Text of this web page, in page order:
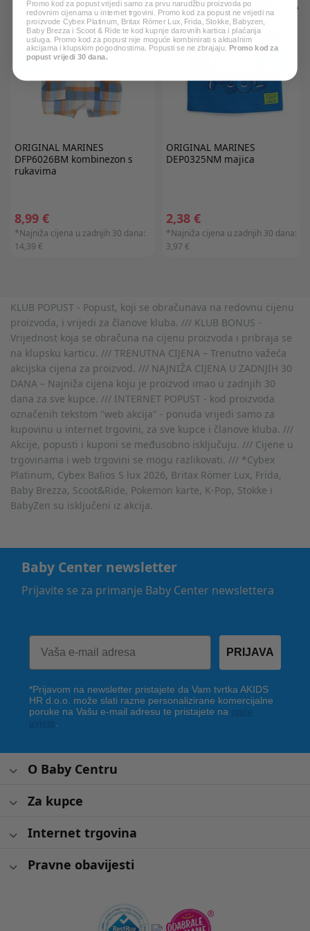
ORIGINAL MARINES
DFP6026BM kombinezon s
rukavima
8,99 €
*Najniža cijena u zadnjih 30 dana:
14,39 €
ORIGINAL MARINES
DEP0325NM majica
2,38 €
*Najniža cijena u zadnjih 30 dana:
3,97 €
KLUB POPUST - Popust, koji se obračunava na redovnu cijenu
proizvoda, i vrijedi za članove kluba. /// KLUB BONUS -
Vrijednost koja se obračuna na cijenu proizvoda i pribraja se
na klupsku karticu. /// TRENUTNA CIJENA – Trenutno važeća
akcijska cijena za proizvod. /// NAJNIŽA CIJENA U ZADNJIH 30
DANA – Najniža cijena koju je proizvod imao u zadnjih 30
dana za sve kupce. /// INTERNET POPUST - kod proizvoda
označenih tekstom "web akcija" - ponuda vrijedi samo za
kupovinu u internet trgovini, za sve kupce i članove kluba. ///
Akcije, popusti i kuponi se međusobno isključuju. /// Cijene u
trgovinama i web trgovini se mogu razlikovati. /// *Cybex
Platinum, Cybex Balios S lux 2026, Britax Römer Lux, Frida,
Baby Brezza, Scoot&Ride, Pokemon karte, K-Pop, Stokke i
BabyZen su isključeni iz akcija.
Baby Center newsletter
Prijavite se za primanje Baby Center newslettera
PRIJAVA
*Prijavom na newsletter pristajete da Vam tvrtka AKIDS
HR d.o.o. može slati razne personalizirane komercijalne
poruke na Vašu e-mail adresu te pristajete na
O Baby Centru
Za kupce
Internet trgovina
Pravne obavijesti
Promo kod za popust vrijedi samo za prvu narudžbu proizvoda po
redovnim cijenama u internet trgovini. Promo kod za popust ne vrijedi na
proizvode Cybex Platinum, Britax Römer Lux, Frida, Stokke, Babyzen,
Baby Brezza i Scoot & Ride te kod kupnje darovnih kartica i plaćanja
usluga. Promo kod za popust nije moguće kombinirati s aktualnim
akcijama i klupskim pogodnostima. Popusti se ne zbrajaju. Promo kod za
popust vrijedi 30 dana.